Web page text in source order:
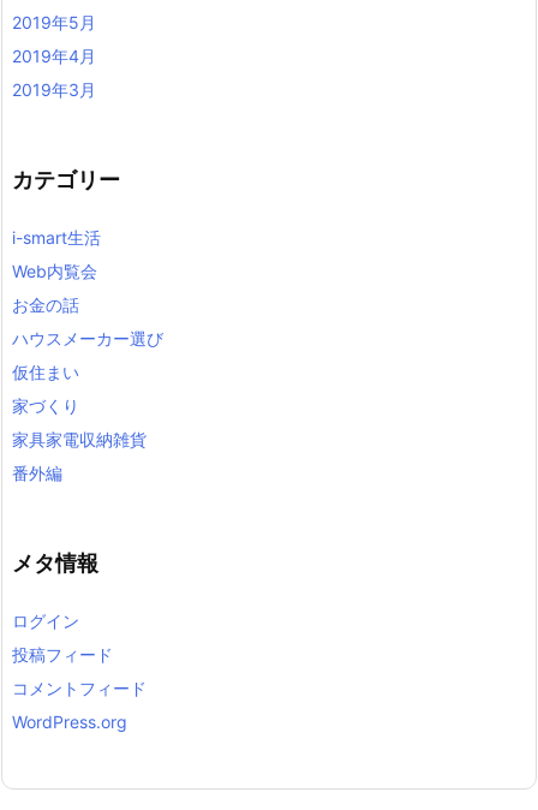
2019年5月
2019年4月
2019年3月
カテゴリー
i-smart生活
Web内覧会
お金の話
ハウスメーカー選び
仮住まい
家づくり
家具家電収納雑貨
番外編
メタ情報
ログイン
投稿フィード
コメントフィード
WordPress.org